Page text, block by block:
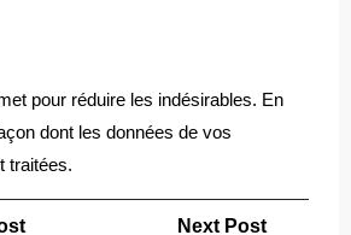
pour réduire les indésirables. En
dont les données de vos
traitées.
Previous Next Post